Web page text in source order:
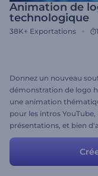
Animation de
technologique
38K+ Exportations
Donnez un nouveau
démonstration de logo
une animation
pour les intros
présentations, et bien
maintenant et mettez